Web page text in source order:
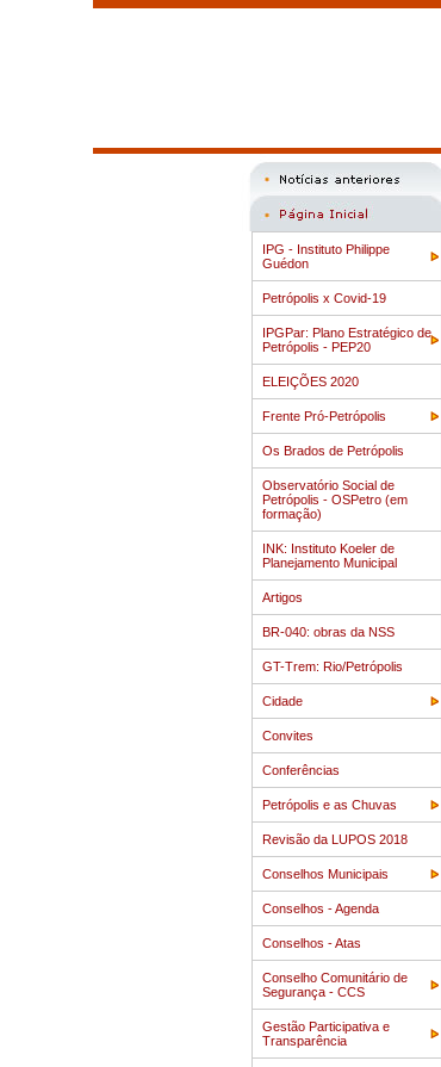
IPG - Instituto Philippe
Guédon
Petrópolis x Covid-19
IPGPar: Plano Estratégico de
Petrópolis - PEP20
ELEIÇÕES 2020
Frente Pró-Petrópolis
Os Brados de Petrópolis
Observatório Social de
Petrópolis - OSPetro (em
formação)
INK: Instituto Koeler de
Planejamento Municipal
Artigos
BR-040: obras da NSS
GT-Trem: Rio/Petrópolis
Cidade
Convites
Conferências
Petrópolis e as Chuvas
Revisão da LUPOS 2018
Conselhos Municipais
Conselhos - Agenda
Conselhos - Atas
Conselho Comunitário de
Segurança - CCS
Gestão Participativa e
Transparência